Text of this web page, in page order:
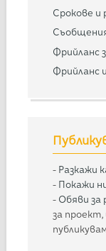
Срокове и
Фрийланс
Фрийланс
- Разкажи
- Покажи
- Обяви за
за